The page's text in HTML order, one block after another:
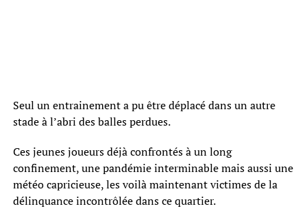
Seul un entrainement a pu être déplacé dans un autre
stade à l’abri des balles perdues.
Ces jeunes joueurs déjà confrontés à un long
confinement, une pandémie interminable mais aussi une
météo capricieuse, les voilà maintenant victimes de la
délinquance incontrôlée dans ce quartier.